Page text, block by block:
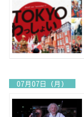
07月07日（月）